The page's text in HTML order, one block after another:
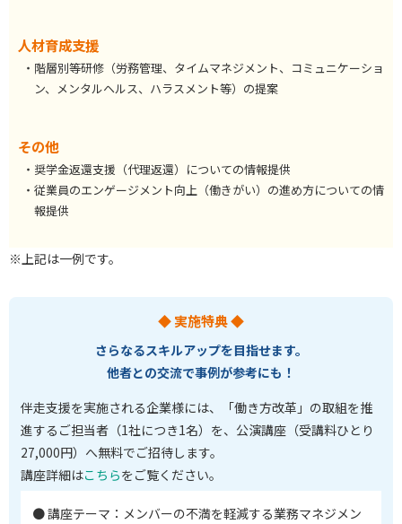
人材育成支援
・階層別等研修（労務管理、タイムマネジメント、コミュニケーショ
ン、メンタルヘルス、ハラスメント等）の提案
その他
・奨学金返還支援（代理返還）についての情報提供
・従業員のエンゲージメント向上（働きがい）の進め方についての情
報提供
※上記は一例です。
◆ 実施特典 ◆
さらなるスキルアップを目指せます。
他者との交流で事例が参考にも！
伴走支援を実施される企業様には、「働き方改革」の取組を推
進するご担当者（1社につき1名）を、公演講座（受講料ひとり
27,000円）へ無料でご招待します。
講座詳細はこちらをご覧ください。
● 講座テーマ：メンバーの不満を軽減する業務マネジメン